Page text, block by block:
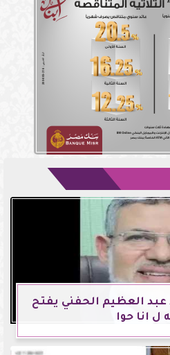
عبد العظيم الحفني يفتح
ل انا حوا